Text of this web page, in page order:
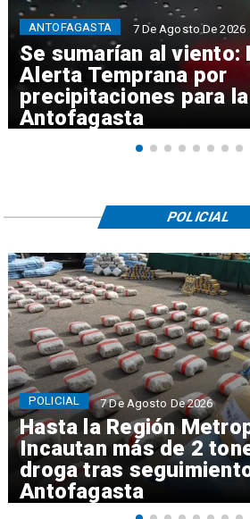
Se sumarían al viento:
Alerta Temprana por
precipitaciones para
Antofagasta
ANTOFAGASTA 7 De Agosto De 2026
Hasta la Región
Incautan más de 2
droga tras
Antofagasta
POLICIAL 7 De Agosto De 2026
POLICIAL